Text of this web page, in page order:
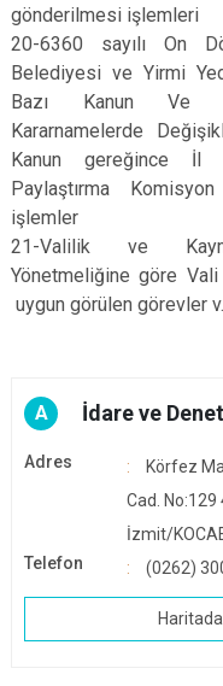
gönderilmesi işlemleri
20-6360 sayılı On
Belediyesi ve Yirmi
Bazı Kanun Ve
Kararnamelerde
Kanun gereğince İl
Paylaştırma
işlemler
21-Valilik ve
Yönetmeliğine göre Vali
uygun görülen görevler
A İdare ve
Adres
Körfez
Cad. No:129
İzmit/
Telefon
(0262)